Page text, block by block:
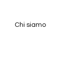
Chi siamo